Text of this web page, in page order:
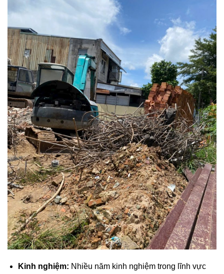
Kinh nghiệm: Nhiều năm kinh nghiệm trong lĩnh vực